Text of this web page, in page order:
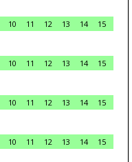
10 11 12 13 14
15
10 11 12 13 14
15
10 11 12 13 14
15
10 11 12 13 14
15